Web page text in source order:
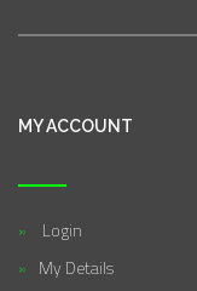
MY ACCOUNT
Login
My Details